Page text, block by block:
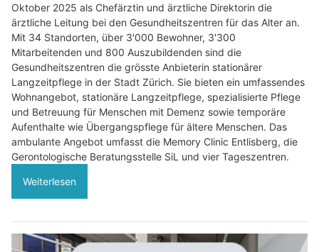
Oktober 2025 als Chefärztin und ärztliche Direktorin die
ärztliche Leitung bei den Gesundheitszentren für das Alter an.
Mit 34 Standorten, über 3'000 Bewohner, 3'300
Mitarbeitenden und 800 Auszubildenden sind die
Gesundheitszentren die grösste Anbieterin stationärer
Langzeitpflege in der Stadt Zürich. Sie bieten ein umfassendes
Wohnangebot, stationäre Langzeitpflege, spezialisierte Pflege
und Betreuung für Menschen mit Demenz sowie temporäre
Aufenthalte wie Übergangspflege für ältere Menschen. Das
ambulante Angebot umfasst die Memory Clinic Entlisberg, die
Gerontologische Beratungsstelle SiL und vier Tageszentren.
Weiterlesen